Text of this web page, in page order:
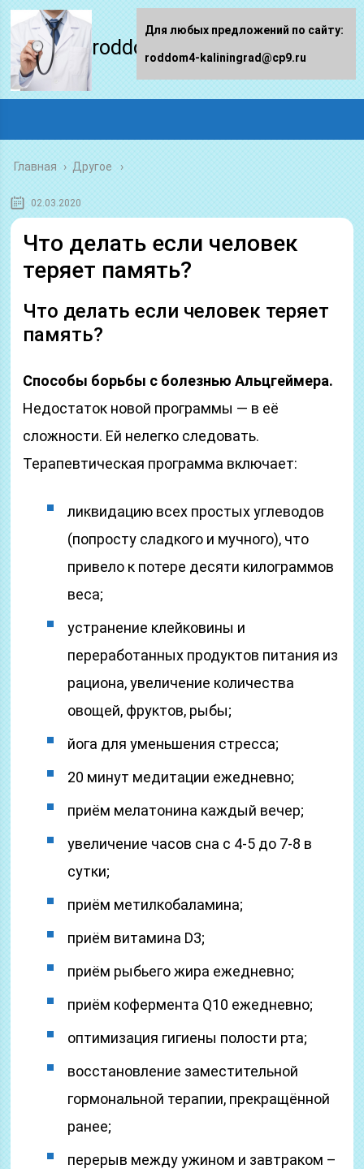
roddom4-kaliningrad.ru
Главная › Другое
02.03.2020
Что делать если человек
теряет память?
Что делать если человек теряет
память?
Способы борьбы с болезнью Альцгеймера.
Недостаток новой программы — в её
сложности. Ей нелегко следовать.
Терапевтическая программа включает:
ликвидацию всех простых углеводов
(попросту сладкого и мучного), что
привело к потере десяти килограммов
веса;
устранение клейковины и
переработанных продуктов питания из
рациона, увеличение количества
овощей, фруктов, рыбы;
йога для уменьшения стресса;
20 минут медитации ежедневно;
приём мелатонина каждый вечер;
увеличение часов сна с 4-5 до 7-8 в
сутки;
приём метилкобаламина;
приём витамина D3;
приём рыбьего жира ежедневно;
приём кофермента Q10 ежедневно;
оптимизация гигиены полости рта;
восстановление заместительной
гормональной терапии, прекращённой
ранее;
перерыв между ужином и завтраком –
Для любых предложений по сайту:
roddom4-kaliningrad@cp9.ru